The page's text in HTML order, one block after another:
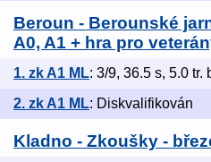
Beroun - Berounské
A0, A1 + hra pro
1. zk A1 ML: 3/9, 36.5 s, 5.0 tr.
2. zk A1 ML: Diskvalifikován
Kladno - Zkoušky -